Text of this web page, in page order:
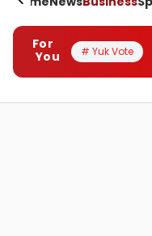
For
You
# Yuk Vote